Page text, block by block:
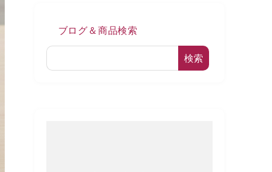
ブログ＆商品検索
検索